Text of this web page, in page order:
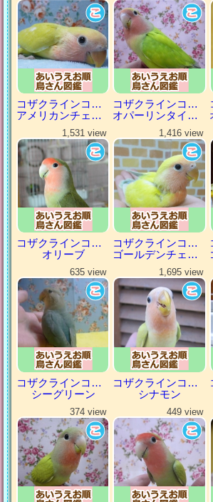
コザクラインコ（小桜インコ）
アメリカンチェリー
コザクラインコ（小桜インコ）
オパーリンタイガー
1,531 view
コザクラインコ（小桜インコ）
オリーブ
1,416 view
コザクラインコ（小桜インコ）
ゴールデンチェリー
635 view
コザクラインコ（小桜インコ）
シーグリーン
1,695 view
コザクラインコ（小桜インコ）
シナモン
374 view 449 view